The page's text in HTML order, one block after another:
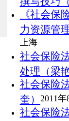
《社会保
力资源管
上海
社会保险
处理（梁
社会保险
奎） 2011
社会保险